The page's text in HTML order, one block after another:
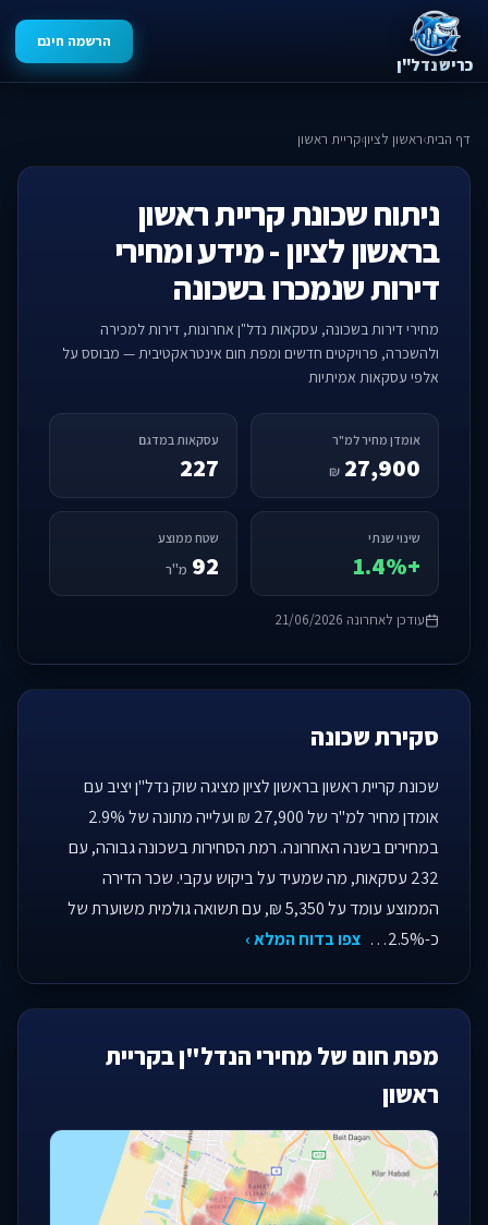
כריש נדל"ן
הרשמה חינם
דף הבית›ראשון לציון›קריית ראשון
ניתוח שכונת קריית ראשון
בראשון לציון - מידע ומחירי
דירות שנמכרו בשכונה
מחירי דירות בשכונה, עסקאות נדל"ן אחרונות, דירות למכירה
ולהשכרה, פרויקטים חדשים ומפת חום אינטראקטיבית — מבוסס על
אלפי עסקאות אמיתיות
אומדן מחיר למ"ר
27,900
₪
עסקאות במדגם
227
שינוי שנתי
+1.4%
שטח ממוצע
92 מ"ר
עודכן לאחרונה 21/06/2026
סקירת שכונה
שכונת קריית ראשון בראשון לציון מציגה שוק נדל"ן יציב עם
אומדן מחיר למ"ר של 27,900 ₪ ועלייה מתונה של 2.9%
במחירים בשנה האחרונה. רמת הסחירות בשכונה גבוהה, עם
232 עסקאות, מה שמעיד על ביקוש עקבי. שכר הדירה
הממוצע עומד על 5,350 ₪, עם תשואה גולמית משוערת של
כ-2.5%…
צפו בדוח המלא ›
מפת חום של מחירי הנדל"ן בקריית
ראשון